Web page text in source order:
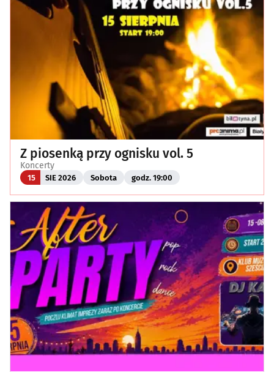
Z piosenką przy ognisku vol. 5
Koncerty
15 SIE 2026 Sobota godz. 19:00